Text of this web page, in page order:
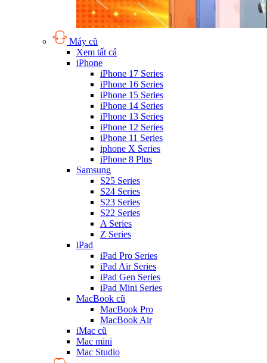
Máy cũ
Xem tất cả
iPhone
iPhone 17 Series
iPhone 16 Series
iPhone 15 Series
iPhone 14 Series
iPhone 13 Series
iPhone 12 Series
iPhone 11 Series
iphone X Series
iPhone 8 Plus
Samsung
S25 Series
S24 Series
S23 Series
S22 Series
A Series
Z Series
iPad
iPad Pro Series
iPad Air Series
iPad Gen Series
iPad Mini Series
MacBook cũ
MacBook Pro
MacBook Air
iMac cũ
Mac mini
Mac Studio